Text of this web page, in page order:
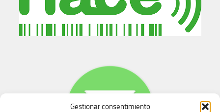
Gestionar consentimiento